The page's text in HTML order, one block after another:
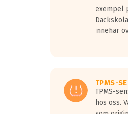
Vid körning i över
På
medans de vita
Ett däck med tre
exempel
innehar
TPMS-
TPMS-
hos oss.